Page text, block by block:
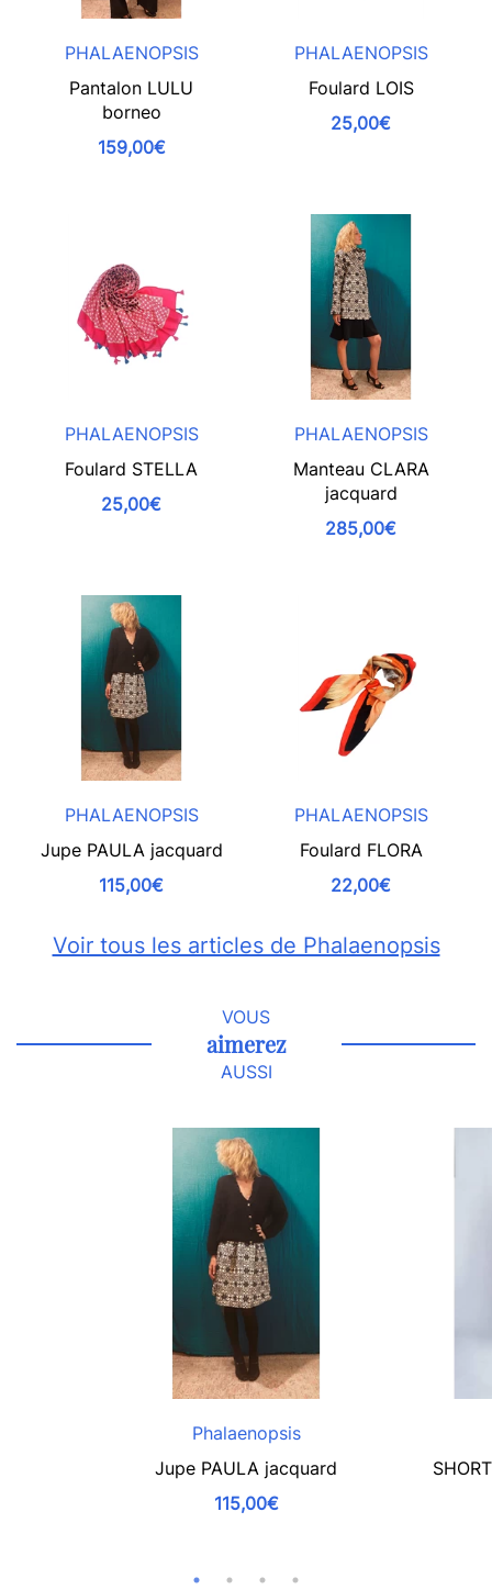
PHALAENOPSIS
Pantalon LULU
borneo
159,00€
PHALAENOPSIS
Foulard LOIS
25,00€
PHALAENOPSIS
Foulard STELLA
25,00€
PHALAENOPSIS
Manteau CLARA
jacquard
285,00€
PHALAENOPSIS
Jupe PAULA jacquard
115,00€
PHALAENOPSIS
Foulard FLORA
22,00€
Voir tous les articles de Phalaenopsis
VOUS
aimerez
AUSSI
Phalaenopsis
Jupe PAULA jacquard
115,00€